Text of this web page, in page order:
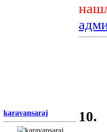
karavansaraj
10.